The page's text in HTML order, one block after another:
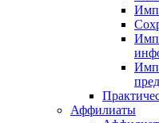
Аффилиаты